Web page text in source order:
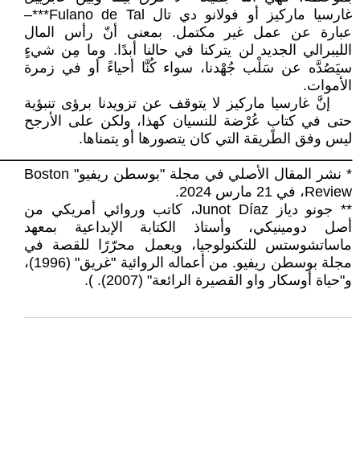
غارسيا ماركيز أو فولانو دي تال Fulano de Tal***–
عبارة عن عمل غير مكتمل. بمعنى أنّ رأس المال
الليبرالي الجديد لن يتركنا في حالنا أبدًا. وما مِن شيءٍ
سيَصُدَّه عن سَلْب جُهْدنا، سواء كُنَّا أحياءً أو في زمرة
الأموات.
إنَّ غارسيا ماركيز لا يتوقف عن تزويدنا برؤى تنبؤية
حتى في كتابٍ عُرْضة للنسيان كهذا، ولكن على الأرجح
ليس وفق الطريقة التي كان يتصورها أو يتمناها.
* نشر المقال الأصلي في مجلة "بوسطن ريفيو" Boston
Review، في 21 مارس 2024.
** جونو دياز Junot Díaz، كاتب وروائي أمريكي من
أصل دومينيكي، وأستاذ الكتابة الإبداعية بمعهد
ماساتشوستس للتكنولوجيا، ويعمل محرّرًا للقصة في
مجلة بوسطن ريفيو. من أعماله الروائية "غريق" (1996)،
و"حياة أوسكار واو القصيرة الرائعة" (2007). ).